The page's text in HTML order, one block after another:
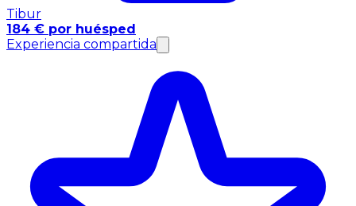
Tibur
184 € por huésped
Experiencia compartida